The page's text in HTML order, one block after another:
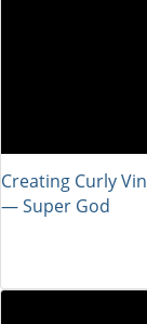
Creating Curly
― Super God